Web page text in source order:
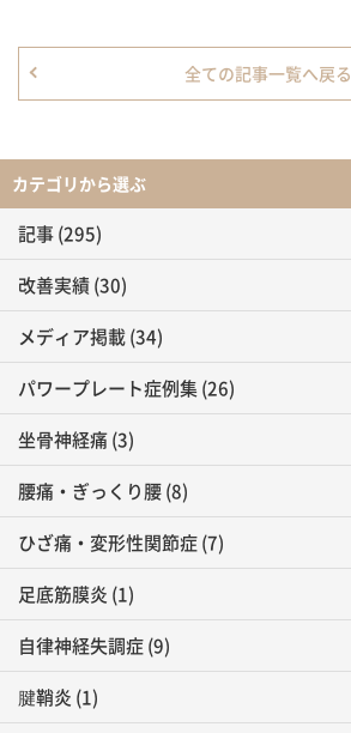
全ての記事一覧へ戻る
カテゴリから選ぶ
記事(295)
改善実績(30)
メディア掲載(34)
パワープレート症例集(26)
坐骨神経痛(3)
腰痛・ぎっくり腰(8)
ひざ痛・変形性関節症(7)
足底筋膜炎 (1)
自律神経失調症(9)
腱鞘炎 (1)